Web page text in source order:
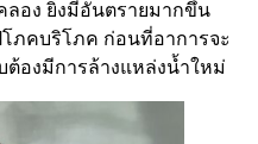
อง ยิ่งมีอันตรายมากขึ้น
ภคบริโภค ก่อนที่อาการจะ
องมีการล้างแหล่งน้ำใหม่